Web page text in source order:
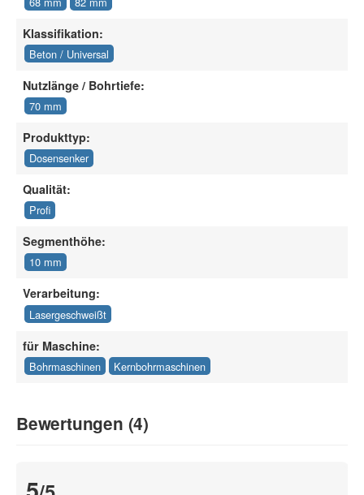
Klassifikation:
Beton / Universal
Nutzlänge / Bohrtiefe:
70 mm
Produkttyp:
Dosensenker
Qualität:
Profi
Segmenthöhe:
10 mm
Verarbeitung:
Lasergeschweißt
für Maschine:
Bohrmaschinen Kernbohrmaschinen
Bewertungen (4)